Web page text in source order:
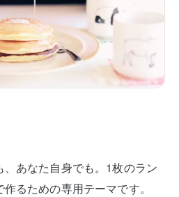
あなた自身でも。1枚のラン
るための専用テーマです。